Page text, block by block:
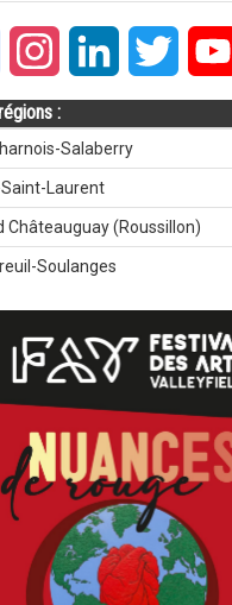
FacebookInstagramLinkedIn Twitter
:
Salaberry
Laurent
Châteauguay (Roussillon)
Soulanges